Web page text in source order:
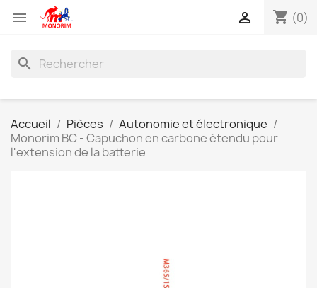
 shopping_cart (0)

search
Accueil Pièces
Autonomie et électronique
Monorim BC - Capuchon en carbone étendu pour
l'extension de la batterie